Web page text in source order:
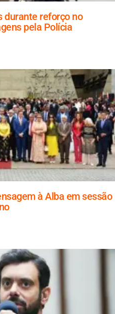
durante reforço no
pela Polícia
à Alba em sessão